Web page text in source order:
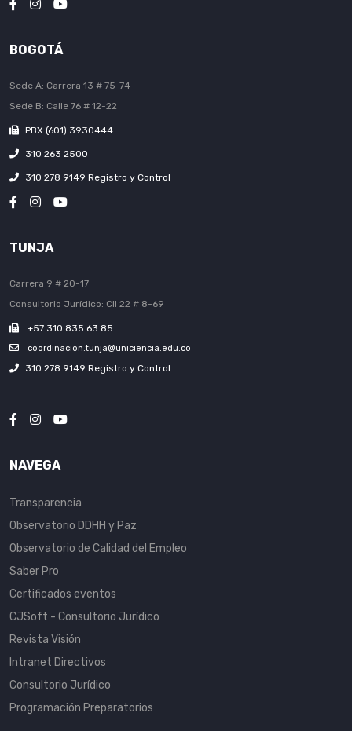
BOGOTÁ
Sede A: Carrera 13 # 75-74
Sede B: Calle 76 # 12-22
PBX (601) 3930444
310 263 2500
310 278 9149 Registro y Control
TUNJA
Carrera 9 # 20-17
Consultorio Jurídico: Cll 22 # 8-69
+57 310 835 63 85
coordinacion.tunja@uniciencia.edu.co
310 278 9149 Registro y Control
NAVEGA
Transparencia
Observatorio DDHH y Paz
Observatorio de Calidad del Empleo
Saber Pro
Certificados eventos
CJSoft - Consultorio Jurídico
Revista Visión
Intranet Directivos
Consultorio Jurídico
Programación Preparatorios